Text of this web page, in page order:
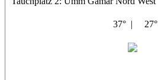
37° | 27°